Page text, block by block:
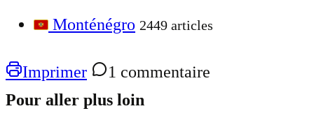
Monténégro 2449 articles
Imprimer
1 commentaire
Pour aller plus loin